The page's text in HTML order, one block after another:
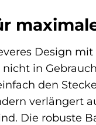
Design
in
den
verlängert
Die robuste